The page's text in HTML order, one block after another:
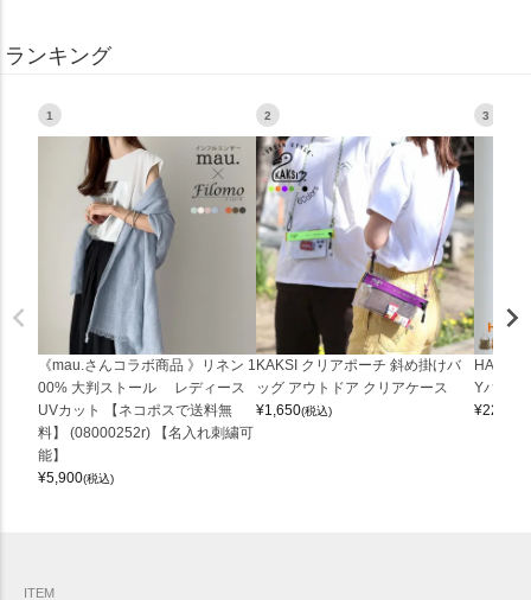
ランキング
1
《mau.さんコラボ商品 》リネン 1
00% 大判ストール レディース
UVカット 【ネコポスで送料無
料】 (08000252r) 【名入れ刺繍可
能】
¥5,900(税込)
2
KAKSI クリアポーチ 斜め掛けバ
ッグ アウトドア クリアケース
¥1,650(税込)
3
Yバッグ
¥22,000
ITEM